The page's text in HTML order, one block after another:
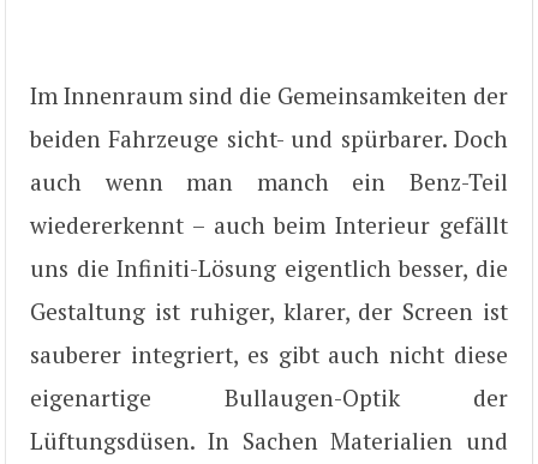
Im Innenraum sind die Gemeinsamkeiten der
beiden Fahrzeuge sicht- und spürbarer. Doch
auch wenn man manch ein Benz-Teil
wiedererkennt – auch beim Interieur gefällt
uns die Infiniti-Lösung eigentlich besser, die
Gestaltung ist ruhiger, klarer, der Screen ist
sauberer integriert, es gibt auch nicht diese
eigenartige Bullaugen-Optik der
Lüftungsdüsen. In Sachen Materialien und